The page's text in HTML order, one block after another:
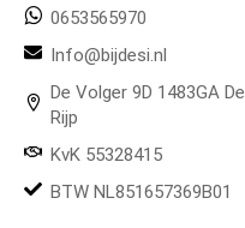
0653565970
Info@bijdesi.nl
De Volger 9D 1483GA De
Rijp
KvK 55328415
BTW NL851657369B01